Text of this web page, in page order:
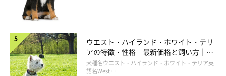
ウエスト・ハイランド・ホワイト・テリ
アの特徴・性格 最新価格と飼い方｜い
ぬのきもち 犬図鑑
犬種名ウエスト・ハイランド・ホワイト・テリア英
語名West …